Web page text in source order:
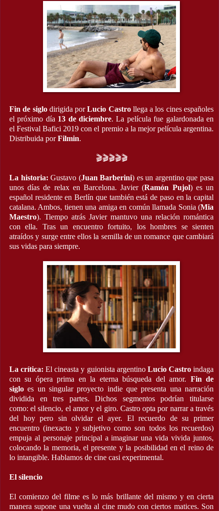
Fin de siglodirigida porLucio Castrollega a los cines españoles
el próximo día 13 de diciembre. La película fue galardonada en
el Festival Bafici 2019 con el premio a la mejor película argentina.
Distribuida porFilmin.
🎬🎬🎬🎬🎬
La historia: Gustavo (Juan Barberini) es un argentino que pasa
unos días de relax en Barcelona. Javier (Ramón Pujol) es un
español residente en Berlín que también está de paso en la capital
catalana. Ambos, tienen una amiga en común llamada Sonia (Mia
Maestro). Tiempo atrás Javier mantuvo una relación romántica
con ella. Tras un encuentro fortuito, los hombres se sienten
atraídos y surge entre ellos la semilla de un romance que cambiará
sus vidas para siempre.
La crítica:El cineasta y guionista argentino Lucio Castroindaga
con su ópera prima en la eterna búsqueda del amor. Fin de
siglo es un singular proyecto indie que presenta una narración
dividida en tres partes. Dichos segmentos podrían titularse
como: el silencio, el amor y el giro. Castro opta por narrar a través
del hoy pero sin olvidar el ayer. El recuerdo de su primer
encuentro (inexacto y subjetivo como son todos los recuerdos)
empuja al personaje principal a imaginar una vida vivida juntos,
colocando la memoria, el presente y la posibilidad en el reino de
lo intangible. Hablamos de cine casi experimental.
El silencio
El comienzo del filme es lo más brillante del mismo y en cierta
manera supone una vuelta al cine mudo con ciertos matices. Son